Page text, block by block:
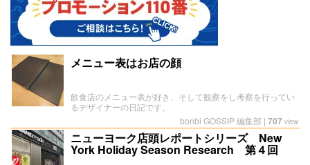
メニュー表はお店の顔
飲食店のメニュー表が好き、そして観察をし考察を行ってい
るデザイナーの日記です。
bonbi GOSSIP 編集部 | 707 view
ニューヨーク店頭レポートシリーズ New
York Holiday Season Research 第４回